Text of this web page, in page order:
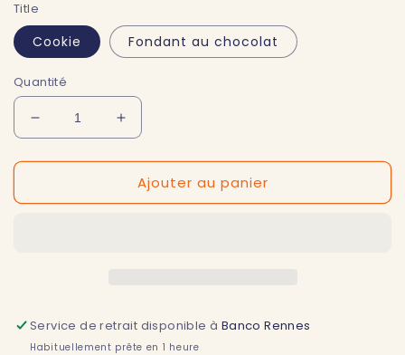
Title
Cookie Fondant au chocolat
Quantité
Réduire
la
quantité
Une
Augmenter
la
quantité
Une
Ajouter au panier
Service de retrait disponible à Banco Rennes
Habituellement prête en 1 heure